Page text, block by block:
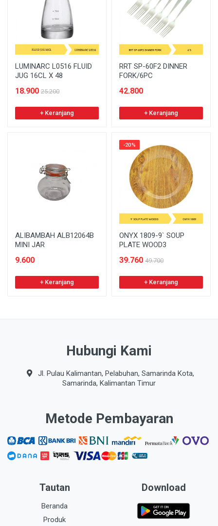
LUMINARC L0516 FLUID
JUG 16CL X 48
18.900 25.200
+ Keranjang
RRT SP-60F2 DINNER
FORK/6PC
42.800
+ Keranjang
ALIBAMBAH ALB12064B
MINI JAR
9.600
+ Keranjang
-20%
ONYX 1809-9` SOUP
PLATE WOOD3
39.760 49.700
+ Keranjang
Hubungi Kami
Jl. Pulau Kalimantan, Pelabuhan, Samarinda Kota,
Samarinda, Kalimantan Timur
Metode Pembayaran
Tautan
Beranda
Produk
Download